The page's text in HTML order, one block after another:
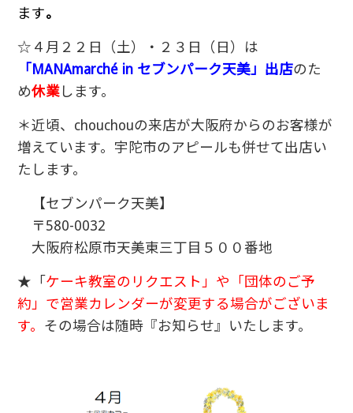
ます。
☆４月２２日（土）・２３日（日）は
「MANAmarché in セブンパーク天美」出店のた
め休業 します。
＊近頃、chouchouの来店が大阪府からのお客様が
増えています。宇陀市のアピールも併せて出店い
たします。
【セブンパーク天美】
〒580-0032
大阪府松原市天美東三丁目５００番地
★「 ケーキ教室のリクエスト」や「団体のご予
約」で営業カレンダーが変更する場合がございま
す。 その場合は随時『お知らせ』いたします。